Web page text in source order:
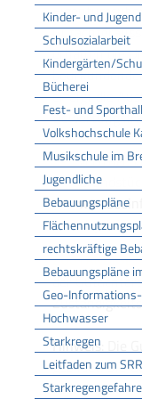
Kinder- und
Schulsozialarbeit
Kindergärten/
Bücherei
Fest- und
Volkshochschule
Musikschule im
Jugendliche
Bebauungspläne
rechtskräftige
Bebauungspläne
Geo-
Hochwasser
Starkregen
Leitfaden zum
erhalten die
erfolgt die
Verträge
ZUSTÄNDIGE
der
Hinweis: Die
gebildet. Die
übertragen.